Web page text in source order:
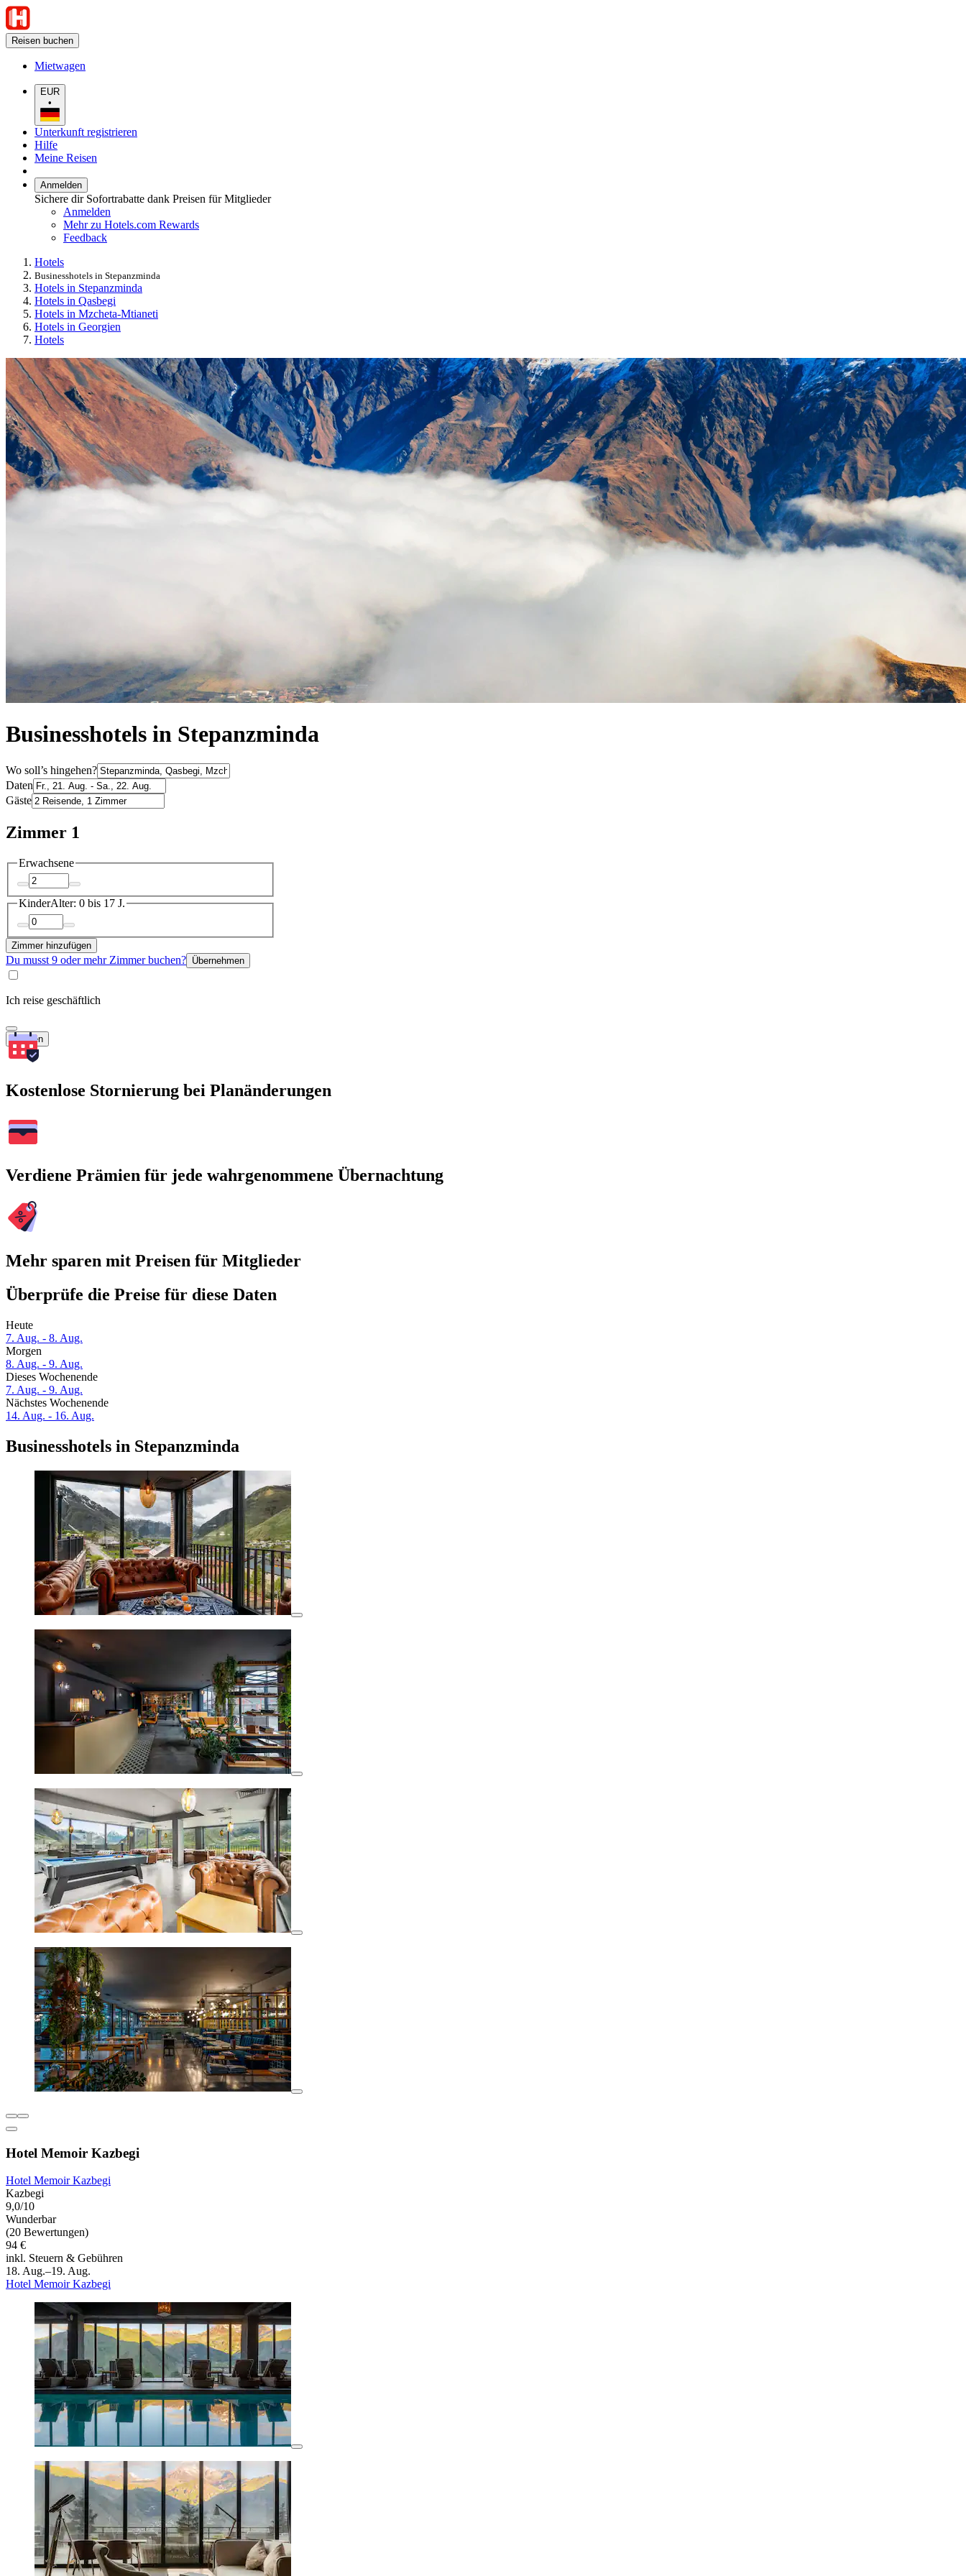
Reisen buchen
Mietwagen
EUR
•
Unterkunft registrieren
Hilfe
Meine Reisen
Anmelden
Sichere dir Sofortrabatte dank Preisen für Mitglieder
Anmelden
Mehr zu Hotels.com Rewards
Feedback
Hotels
Businesshotels in Stepanzminda
Hotels in Stepanzminda
Hotels in Qasbegi
Hotels in Mzcheta-Mtianeti
Hotels in Georgien
Hotels
Businesshotels in Stepanzminda
Wo soll’s hingehen?
Daten
Gäste
Zimmer 1
Erwachsene
KinderAlter: 0 bis 17 J.
Zimmer hinzufügen
Du musst 9 oder mehr Zimmer buchen? Übernehmen
Ich reise geschäftlich
Suchen
Kostenlose Stornierung bei Planänderungen
Verdiene Prämien für jede wahrgenommene Übernachtung
Mehr sparen mit Preisen für Mitglieder
Überprüfe die Preise für diese Daten
Heute
7. Aug. - 8. Aug.
Morgen
8. Aug. - 9. Aug.
Dieses Wochenende
7. Aug. - 9. Aug.
Nächstes Wochenende
14. Aug. - 16. Aug.
Businesshotels in Stepanzminda
Hotel Memoir Kazbegi
Hotel Memoir Kazbegi
Kazbegi
9,0/10
Wunderbar
(20 Bewertungen)
94 €
inkl. Steuern & Gebühren
18. Aug.–19. Aug.
Hotel Memoir Kazbegi